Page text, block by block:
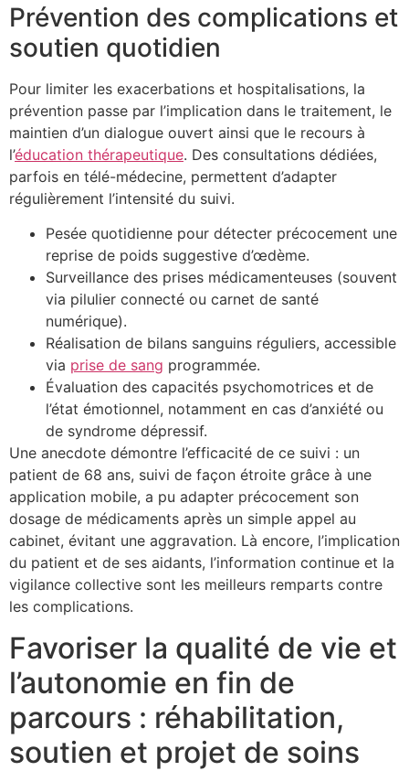
Prévention des complications et
soutien quotidien
Pour limiter les exacerbations et hospitalisations, la
prévention passe par l’implication dans le traitement, le
maintien d’un dialogue ouvert ainsi que le recours à
l’éducation thérapeutique. Des consultations dédiées,
parfois en télé-médecine, permettent d’adapter
régulièrement l’intensité du suivi.
Pesée quotidienne pour détecter précocement une
reprise de poids suggestive d’œdème.
Surveillance des prises médicamenteuses (souvent
via pilulier connecté ou carnet de santé
numérique).
Réalisation de bilans sanguins réguliers, accessible
via prise de sang programmée.
Évaluation des capacités psychomotrices et de
l’état émotionnel, notamment en cas d’anxiété ou
de syndrome dépressif.
Une anecdote démontre l’efficacité de ce suivi : un
patient de 68 ans, suivi de façon étroite grâce à une
application mobile, a pu adapter précocement son
dosage de médicaments après un simple appel au
cabinet, évitant une aggravation. Là encore, l’implication
du patient et de ses aidants, l’information continue et la
vigilance collective sont les meilleurs remparts contre
les complications.
Favoriser la qualité de vie et
l’autonomie en fin de
parcours : réhabilitation,
soutien et projet de soins